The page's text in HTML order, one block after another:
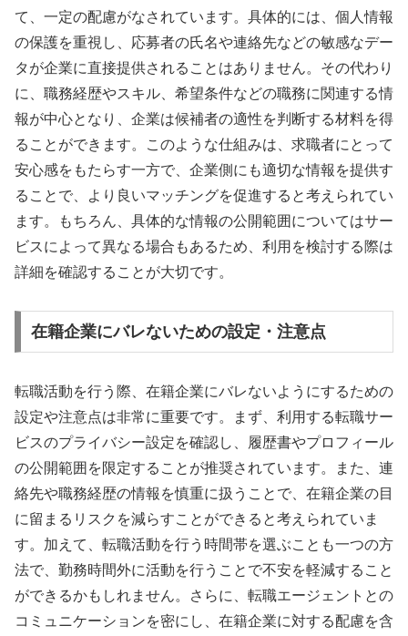
て、一定の配慮がなされています。具体的には、個人情報
の保護を重視し、応募者の氏名や連絡先などの敏感なデー
タが企業に直接提供されることはありません。その代わり
に、職務経歴やスキル、希望条件などの職務に関連する情
報が中心となり、企業は候補者の適性を判断する材料を得
ることができます。このような仕組みは、求職者にとって
安心感をもたらす一方で、企業側にも適切な情報を提供す
ることで、より良いマッチングを促進すると考えられてい
ます。もちろん、具体的な情報の公開範囲についてはサー
ビスによって異なる場合もあるため、利用を検討する際は
詳細を確認することが大切です。
在籍企業にバレないための設定・注意点
転職活動を行う際、在籍企業にバレないようにするための
設定や注意点は非常に重要です。まず、利用する転職サー
ビスのプライバシー設定を確認し、履歴書やプロフィール
の公開範囲を限定することが推奨されています。また、連
絡先や職務経歴の情報を慎重に扱うことで、在籍企業の目
に留まるリスクを減らすことができると考えられていま
す。加えて、転職活動を行う時間帯を選ぶことも一つの方
法で、勤務時間外に活動を行うことで不安を軽減すること
ができるかもしれません。さらに、転職エージェントとの
コミュニケーションを密にし、在籍企業に対する配慮を含